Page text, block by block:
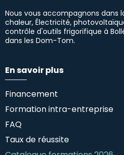
Nous vous accompagnons dans
chaleur, Électricité,
contrôle d'outils frigorifique à
dans les Dom-Tom.
En savoir plus
Financement
Formation intra-entreprise
FAQ
Taux de réussite